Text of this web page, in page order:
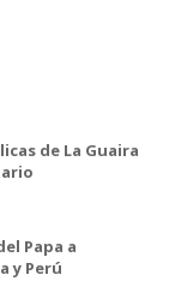
de La Guaira
Papa a
y Perú